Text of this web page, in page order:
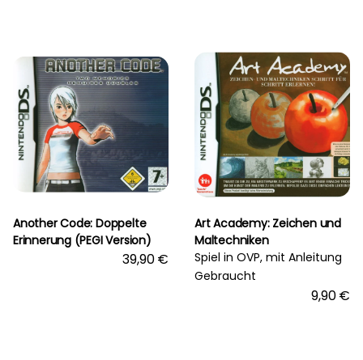
Another Code: Doppelte
Erinnerung (PEGI Version)
39,90 €
Art Academy: Zeichen und
Maltechniken
Spiel in OVP, mit Anleitung
Gebraucht
9,90 €